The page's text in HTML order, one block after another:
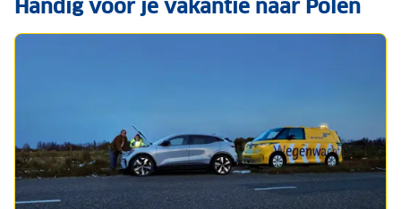
Handig voor je vakantie naar Polen